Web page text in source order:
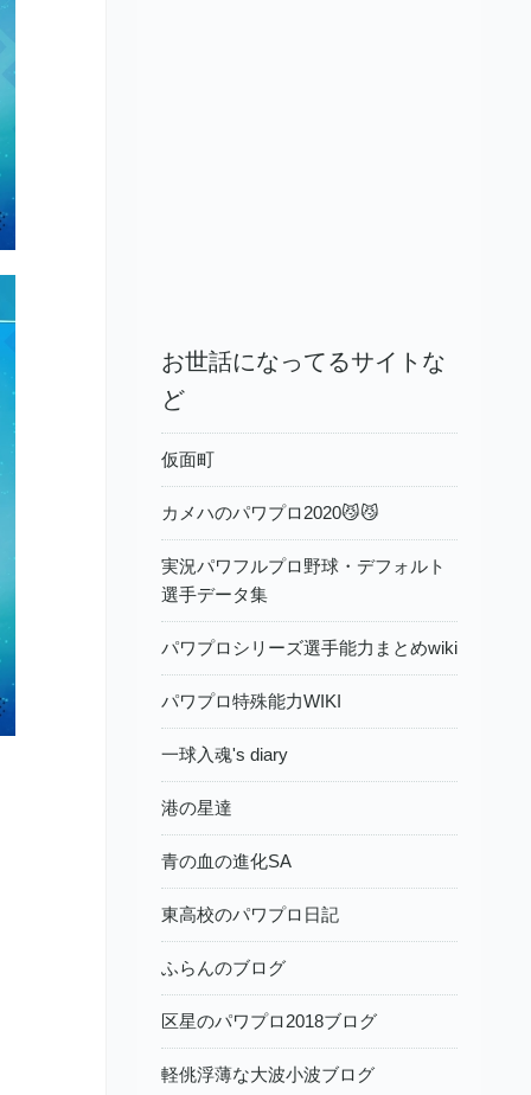
お世話になってるサイトな
ど
仮面町
カメハのパワプロ2020😼😼
実況パワフルプロ野球・デフォルト
選手データ集
パワプロシリーズ選手能力まとめwiki
パワプロ特殊能力WIKI
一球入魂's diary
港の星達
青の血の進化SA
東高校のパワプロ日記
ふらんのブログ
区星のパワプロ2018ブログ
軽佻浮薄な大波小波ブログ